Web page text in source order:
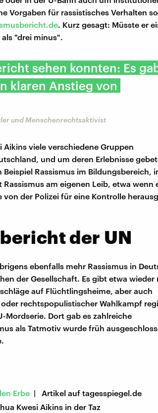
Vorgaben für rassistisches Verhalten
. Kurz gesagt: Müsste er
"drei minus".
sehen konnten: Es
klaren Anstieg von
und Menschenrechtsaktivist
Aikins viele verschiedene Gruppen
und um deren Erlebnisse
Rassismus im Bildungsbereich,
am eigenen Leib, etwa wenn
von der Polizei für eine Kontrolle
der UN
ebenfalls mehr Rassismus in
der Gesellschaft. Es gibt etwa wieder
auf Flüchtlingsheime, aber auch
rechtspopulistischer Wahlkampf
Mordserie. Dort gab es zahlreiche
als Tatmotiv wurde früh
Erbe | Artikel auf tagesspiegel.de
Kwesi Aikins in der Taz